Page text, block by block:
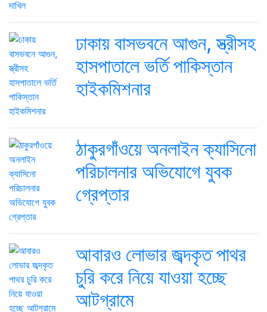
ঢাকায় বাসভবনে আগুন, স্ত্রীসহ
হাসপাতালে ভর্তি পাকিস্তান
হাইকমিশনার
ঠাকুরগাঁওয়ে অনলাইন ক্যাসিনো
পরিচালনার অভিযোগে যুবক
গ্রেপ্তার
আবারও লোভার জব্দকৃত পাথর
চুরি করে নিয়ে যাওয়া হচ্ছে
আটগ্রামে